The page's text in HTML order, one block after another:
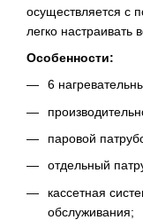
осуществляется с
легко
Особенности:
6
паровой
отдельный
кассетная
обслуживания;